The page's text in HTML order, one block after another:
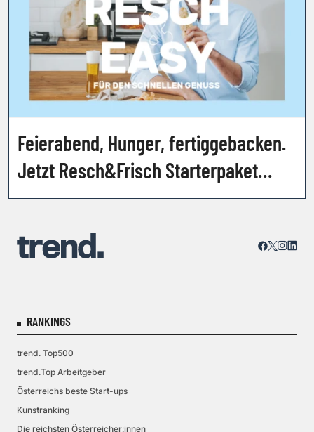
Feierabend, Hunger, fertiggebacken.
Jetzt Resch&Frisch Starterpaket
gewinnen!
RANKINGS
trend. Top500
trend.Top Arbeitgeber
Österreichs beste Start-ups
Kunstranking
Die reichsten Österreicher:innen